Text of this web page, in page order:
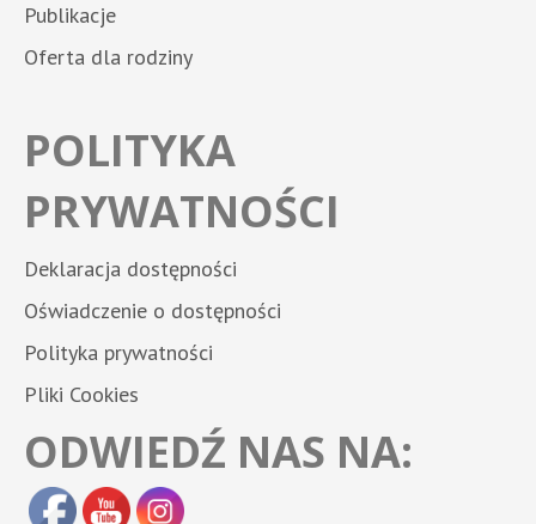
Publikacje
Oferta dla rodziny
POLITYKA
PRYWATNOŚCI
Deklaracja dostępności
Oświadczenie o dostępności
Polityka prywatności
Pliki Cookies
ODWIEDŹ NAS NA: